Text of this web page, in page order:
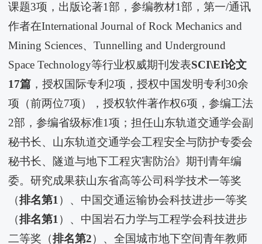
课题3项，出版论著1部，参编教材1部，第一/通讯
作者在International Journal of Rock Mechanics and
Mining Sciences、Tunnelling and Underground
Space Technology等行业权威期刊发表SCI\EI论文
17篇 ，授权国际专利2项，授权中国发明专利30余
项（前两位7项），授权软件著作权6项，参编工法
2部，参编省级标准1项；担任山东轨道交通学会副
秘书长、山东轨道交通学会工程安全与防护专委会
秘书长、隧道与地下工程灾害防治》期刊青年编
委。研究成果获山东省高等公司科学技术一等奖
（排名第1 ）、中国交通运输协会科技进步一等奖
（排名第1 ）、中国岩石力学与工程学会科技进步
二等奖（排名第2）、全国城市地下空间青年教师